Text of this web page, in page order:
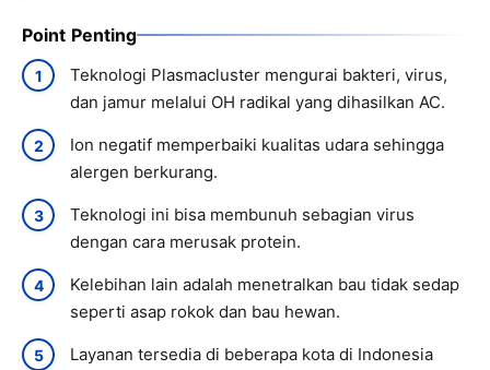
Point Penting
Teknologi Plasmacluster mengurai bakteri, virus,
dan jamur melalui OH radikal yang dihasilkan AC.
Ion negatif memperbaiki kualitas udara sehingga
alergen berkurang.
Teknologi ini bisa membunuh sebagian virus
dengan cara merusak protein.
Kelebihan lain adalah menetralkan bau tidak sedap
seperti asap rokok dan bau hewan.
Layanan tersedia di beberapa kota di Indonesia